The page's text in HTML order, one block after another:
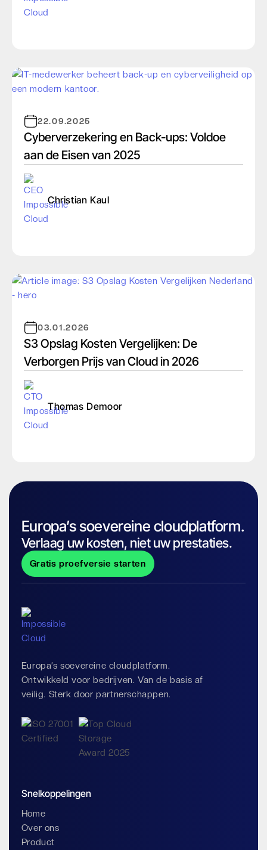
22.09.2025
Cyberverzekering en Back-ups: Voldoe
aan de Eisen van 2025
Christian Kaul
03.01.2026
S3 Opslag Kosten Vergelijken: De
Verborgen Prijs van Cloud in 2026
Thomas Demoor
Europa’s soevereine cloudplatform.
Verlaag uw kosten, niet uw prestaties.
Gratis proefversie starten
Europa’s soevereine cloudplatform.
Ontwikkeld voor bedrijven. Van de basis af
veilig. Sterk door partnerschappen.
Snelkoppelingen
Home
Over ons
Product